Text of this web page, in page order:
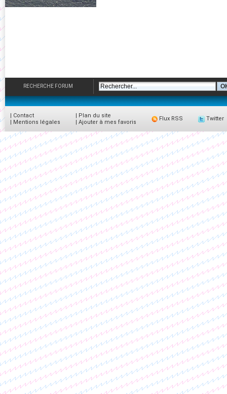
RECHERCHE FORUM
| Contact
| Mentions légales
| Plan du site
| Ajouter à mes favoris
Flux RSS Twitter